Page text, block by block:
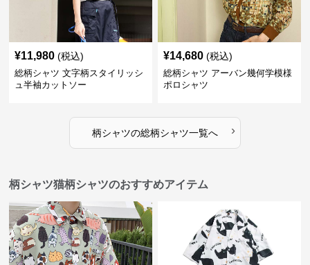
¥11,980 (税込)
総柄シャツ 文字柄スタイリッシ
ュ半袖カットソー
¥14,680 (税込)
総柄シャツ アーバン幾何学模様
ポロシャツ
柄シャツの総柄シャツ一覧へ ›
柄シャツ猫柄シャツのおすすめアイテム